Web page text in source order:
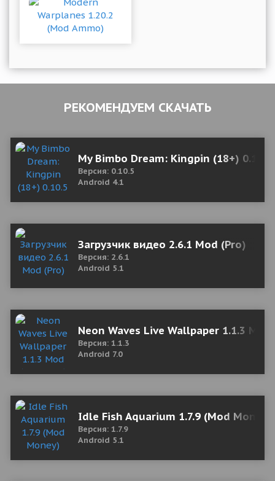
РЕКОМЕНДУЕМ СКАЧАТЬ
My Bimbo Dream: Kingpin (18+)
Версия: 0.10.5
Android 4.1
Загрузчик видео 2.6.1 Mod (Pro)
Версия: 2.6.1
Android 5.1
Neon Waves Live Wallpaper 1.1.3
Версия: 1.1.3
Android 7.0
Idle Fish Aquarium 1.7.9 (Mod Money)
Версия: 1.7.9
Android 5.1